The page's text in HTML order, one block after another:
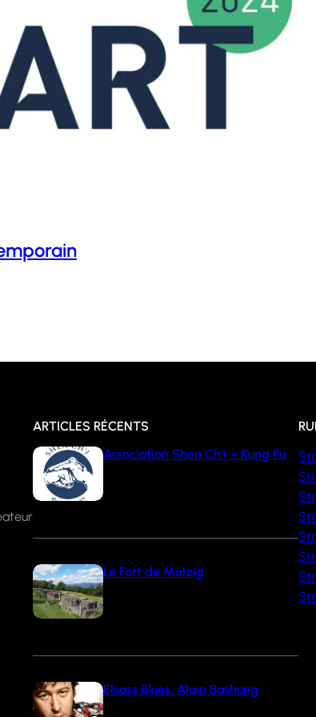
ARTICLES RÉCENTS
Association Shen Ch’i – Kung Fu
Le Fort de Mutzig
Elsass Blues, Alain Bashung